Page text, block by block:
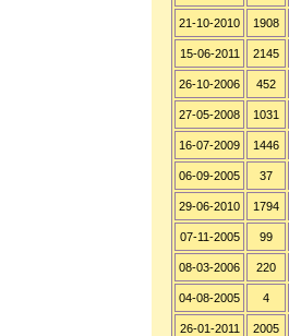
21-10-2010 1908
15-06-2011 2145
26-10-2006 452
27-05-2008 1031
16-07-2009 1446
06-09-2005 37
29-06-2010 1794
07-11-2005 99
08-03-2006 220
04-08-2005 4
26-01-2011 2005